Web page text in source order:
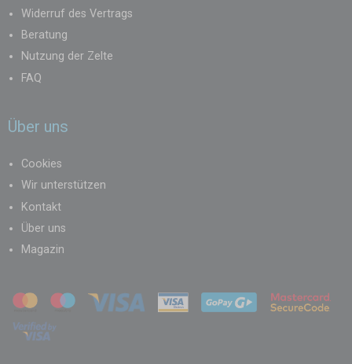
Widerruf des Vertrags
Beratung
Nutzung der Zelte
FAQ
Über uns
Cookies
Wir unterstützen
Kontakt
Über uns
Magazin